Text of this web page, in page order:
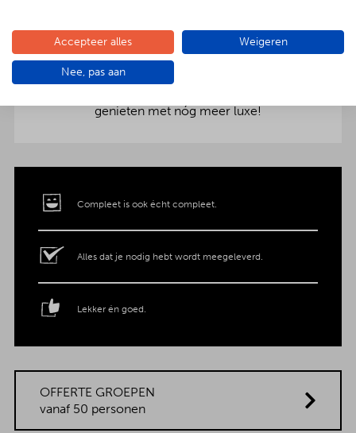
Verras jouw gezelschap met een extra feestelijke
aankleding op tafel. Voor maar € 2,- per persoon
extra wordt het vlees en de salades in
genieten met nóg meer luxe!
Compleet is ook écht compleet.
Alles dat je nodig hebt wordt meegeleverd.
Lekker én goed.
OFFERTE GROEPEN
vanaf 50 personen
Accepteer alles Weigeren
Nee, pas aan